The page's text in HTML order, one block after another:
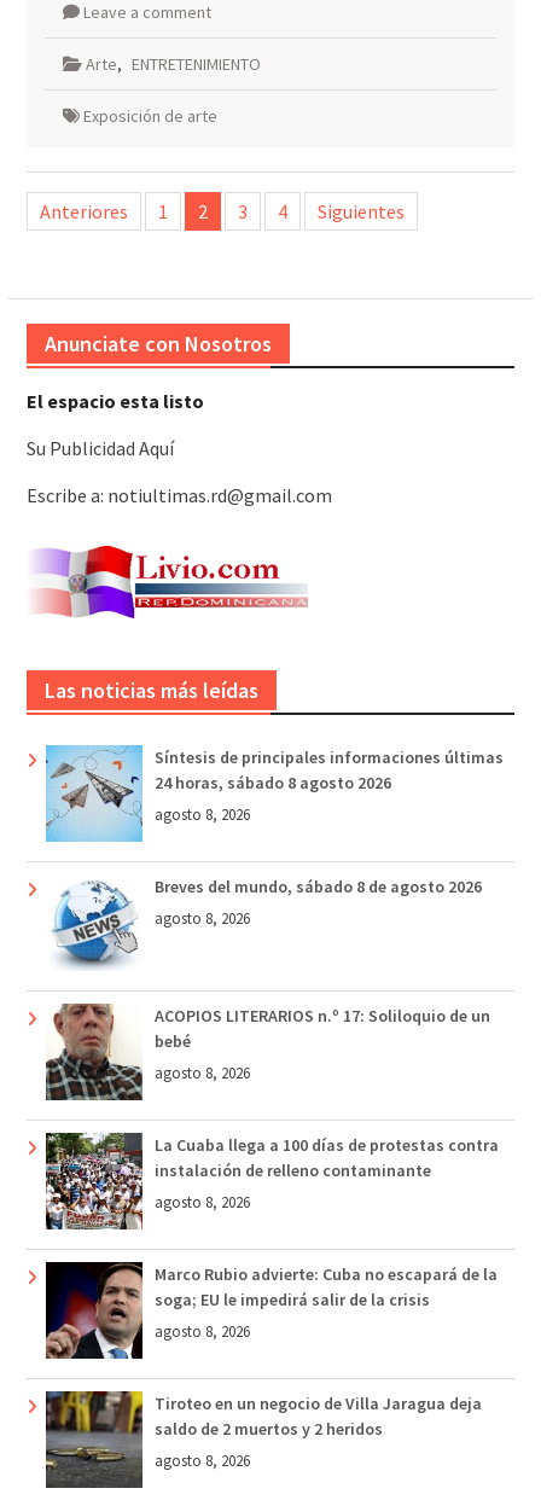
Leave a comment
Arte, ENTRETENIMIENTO
Exposición de arte
Paginación
deAnteriores 1 2 3 4 Siguientes
Anunciate con Nosotros
El espacio esta listo
Su Publicidad Aquí
Escribe a: notiultimas.rd@gmail.com
Las noticias más leídas
Síntesis de principales informaciones últimas
24 horas, sábado 8 agosto 2026
agosto 8, 2026
Breves del mundo, sábado 8 de agosto 2026
agosto 8, 2026
ACOPIOS LITERARIOS n.º 17: Soliloquio de un
bebé
agosto 8, 2026
La Cuaba llega a 100 días de protestas contra
instalación de relleno contaminante
agosto 8, 2026
Marco Rubio advierte: Cuba no escapará de la
soga; EU le impedirá salir de la crisis
agosto 8, 2026
Tiroteo en un negocio de Villa Jaragua deja
saldo de 2 muertos y 2 heridos
agosto 8, 2026